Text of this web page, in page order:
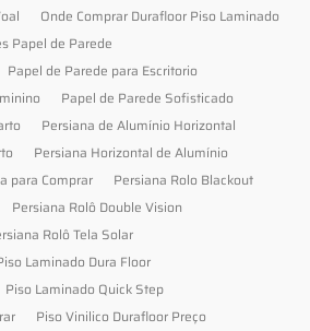
Onde Comprar Durafloor Piso Laminado
Papel de Parede
Papel de Parede para Escritorio
Papel de Parede Sofisticado
Persiana de Alumínio Horizontal
Persiana Horizontal de Alumínio
para Comprar
Persiana Rolo Blackout
Persiana Rolô Double Vision
Rolô Tela Solar
Laminado Dura Floor
Piso Laminado Quick Step
Piso Vinilico Durafloor Preço